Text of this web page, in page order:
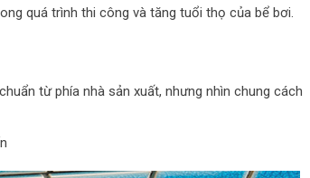
quá trình thi công và tăng tuổi thọ của bể bơi.
từ phía nhà sản xuất, nhưng nhìn chung cách